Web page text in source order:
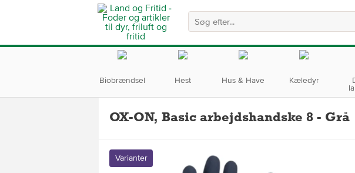
Biobrændsel Hest Hus & Have Kæledyr
OX-ON, Basic arbejdshandske 8 - Grå
Varianter